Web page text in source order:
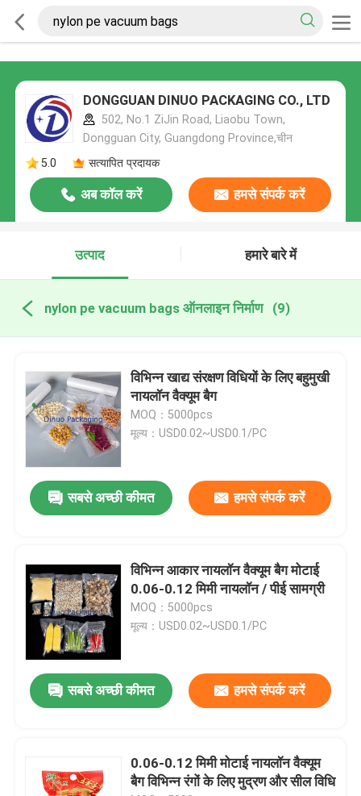
DONGGUAN DINUO PACKAGING CO., LTD
502, No.1 ZiJin Road, Liaobu Town,
Dongguan City, Guangdong Province,चीन
5.0
सत्यापित प्रदायक
अब कॉल करें हमसे संपर्क करें
उत्पाद हमारे बारे में
nylon pe vacuum bags ऑनलाइन निर्माण (9)
विभिन्न खाद्य संरक्षण विधियों के लिए बहुमुखी
नायलॉन वैक्यूम बैग
MOQ：5000pcs
मूल्य：USD0.02~USD0.1/PC
सबसे अच्छी कीमत हमसे संपर्क करें
विभिन्न आकार नायलॉन वैक्यूम बैग मोटाई
0.06-0.12 मिमी नायलॉन / पीई सामग्री
MOQ：5000pcs
मूल्य：USD0.02~USD0.1/PC
सबसे अच्छी कीमत हमसे संपर्क करें
0.06-0.12 मिमी मोटाई नायलॉन वैक्यूम
बैग विभिन्न रंगों के लिए मुद्रण और सील विधि